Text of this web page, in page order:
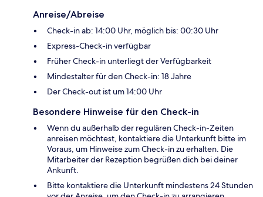
Anreise/Abreise
Check-in ab: 14:00 Uhr, möglich bis: 00:30 Uhr
Express-Check-in verfügbar
Früher Check-in unterliegt der Verfügbarkeit
Mindestalter für den Check-in: 18 Jahre
Der Check-out ist um 14:00 Uhr
Besondere Hinweise für den Check-in
Wenn du außerhalb der regulären Check-in-Zeiten
anreisen möchtest, kontaktiere die Unterkunft bitte im
Voraus, um Hinweise zum Check-in zu erhalten. Die
Mitarbeiter der Rezeption begrüßen dich bei deiner
Ankunft.
Bitte kontaktiere die Unterkunft mindestens 24 Stunden